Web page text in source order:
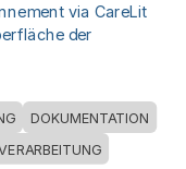
via CareLit
der
DOKUMENTATION